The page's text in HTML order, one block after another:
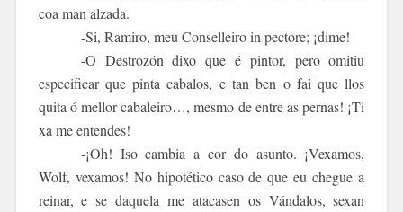
coa man alzada.
-Si, Ramiro, meu Conselleiroin pectore; ¡dime!
-O Destrozón dixo que é pintor, pero omitiu
especificar que pinta cabalos, e tan ben o fai que llos
quita ó mellor cabaleiro…, mesmo de entre as pernas! ¡Ti
xa me entendes!
-¡Oh! Iso cambia a cor do asunto. ¡Vexamos,
Wolf, vexamos! No hipotético caso de que eu chegue a
reinar, e se daquela me atacasen os Vándalos, sexan